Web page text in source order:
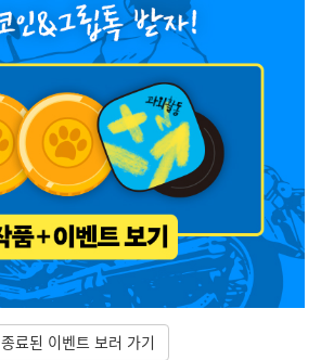
종료된 이벤트 보러 가기